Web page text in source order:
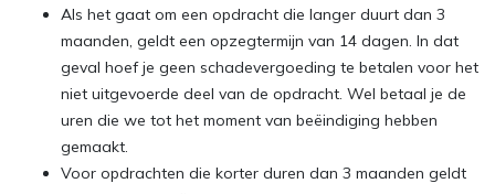
Als het gaat om een opdracht die langer duurt dan 3
maanden, geldt een opzegtermijn van 14 dagen. In dat
geval hoef je geen schadevergoeding te betalen voor het
niet uitgevoerde deel van de opdracht. Wel betaal je de
uren die we tot het moment van beëindiging hebben
gemaakt.
Voor opdrachten die korter duren dan 3 maanden geldt